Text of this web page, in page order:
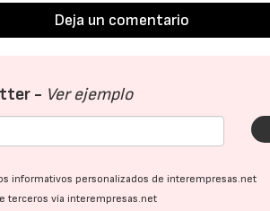
Deja un comentario
- Ver ejemplo
informativos personalizados de interempresas.net
terceros vía interempresas.net